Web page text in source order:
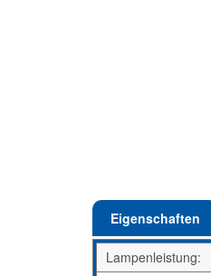
Eigenschaften
Lampenleistung: